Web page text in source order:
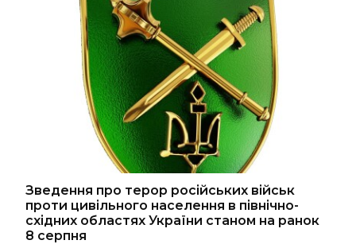
Зведення про терор російських військ
проти цивільного населення в північно-
східних областях України станом на ранок
8 серпня